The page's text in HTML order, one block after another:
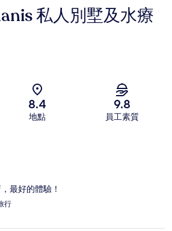
私人別墅及水療
8.4
地點
9.8
員工素質
最好的體驗！
行